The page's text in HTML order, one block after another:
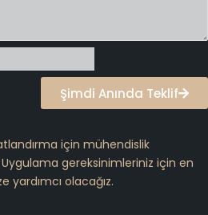
Şimdi Anında Teklif
için mühendislik
gereksinimleriniz için en
yardımcı olacağız.